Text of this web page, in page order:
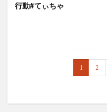
行動#てぃちゃ
1 2